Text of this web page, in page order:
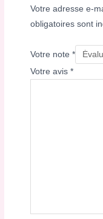
Votre adresse e-
obligatoires sont
Votre note*
Votre avis*